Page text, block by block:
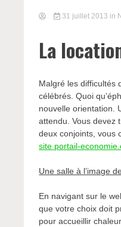
31 juillet 2013 in
La
Malgré les difficultés
célébrés. Quoi
nouvelle orientation.
attendu. Vous devez
deux conjoints, vous
site portail-
Une salle à l’image
En navigant sur le
que votre choix doit
pour accueillir